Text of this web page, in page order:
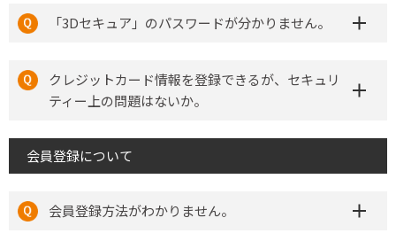
「3Dセキュア」のパスワードが分かりません。
クレジットカード情報を登録できるが、セキュリ
ティー上の問題はないか。
会員登録について
会員登録方法がわかりません。